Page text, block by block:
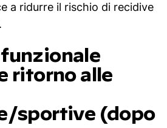
a ridurre il rischio di recidive
ritorno alle
sportive (dopo